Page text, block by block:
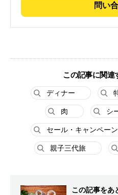
問い
この記事に関連
ディナー
肉 シ
セール・キャンペーン
親子三代旅
この記事をあ